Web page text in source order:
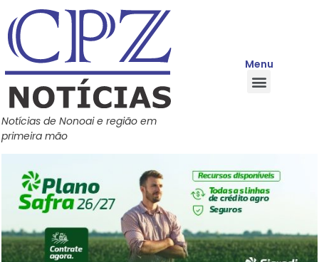
Notícias de Nonoai e região em
primeira mão
Menu